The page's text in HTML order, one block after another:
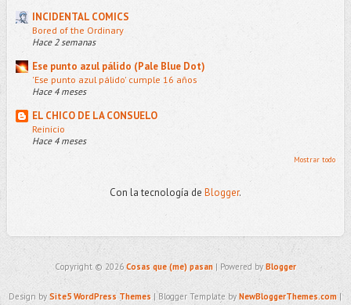
INCIDENTAL COMICS
Bored of the Ordinary
Hace 2 semanas
Ese punto azul pálido (Pale Blue Dot)
'Ese punto azul pálido' cumple 16 años
Hace 4 meses
EL CHICO DE LA CONSUELO
Reinicio
Hace 4 meses
Mostrar todo
Con la tecnología de Blogger.
Copyright © 2026Cosas que (me) pasan| Powered byBlogger
Design bySite5 WordPress Themes | Blogger Template byNewBloggerThemes.com|